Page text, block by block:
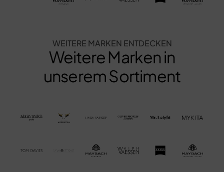
WEITERE MARKEN ENTDECKEN
Weitere Marken in
unserem Sortiment